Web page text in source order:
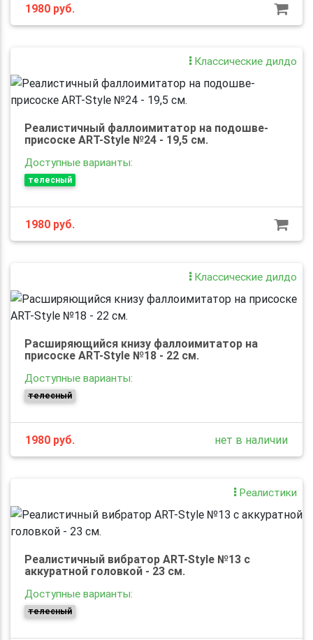
1980 руб.
Классические дилдо
Реалистичный фаллоимитатор на подошве-
присоске ART-Style №24 - 19,5 см.
Доступные варианты:
телесный
1980 руб.
Классические дилдо
Расширяющийся книзу фаллоимитатор на
присоске ART-Style №18 - 22 см.
Доступные варианты:
телесный
1980 руб. нет в наличии
Реалистики
Реалистичный вибратор ART-Style №13 с
аккуратной головкой - 23 см.
Доступные варианты:
телесный